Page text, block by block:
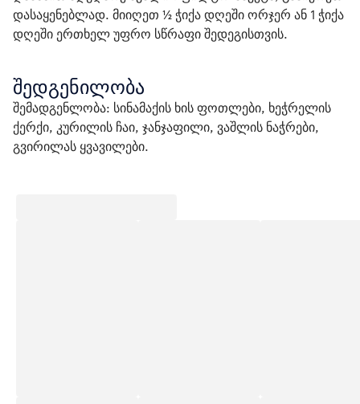
დასაყენებლად. მიიღეთ ½ ჭიქა დღეში ორჯერ ან 1 ჭიქა
დღეში ერთხელ უფრო სწრაფი შედეგისთვის.
შედგენილობა
შემადგენლობა: სინამაქის ხის ფოთლები, ხეჭრელის
ქერქი, კურილის ჩაი, ჯანჯაფილი, ვაშლის ნაჭრები,
გვირილას ყვავილები.